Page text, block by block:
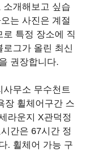
소개해보고 싶습
는 사진은 계절
특정 장소에 직
그가 올린 최신
권장합니다.
사무소 무수천트
장 휠체어구간 스
라운지 X관덕정
간은 67시간 정
. 휠체어 가능 구